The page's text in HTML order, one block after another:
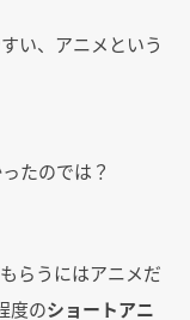
い、アニメという
たのでは？
らうにはアニメだ
度のショートアニ